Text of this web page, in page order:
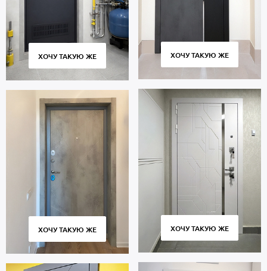
ХОЧУ ТАКУЮ ЖЕ
ХОЧУ ТАКУЮ ЖЕ
ХОЧУ ТАКУЮ ЖЕ
ХОЧУ ТАКУЮ ЖЕ